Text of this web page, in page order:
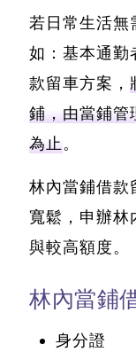
若日常生活無
如：基本通勤
款留車方案，
鋪，由當鋪管
為止。
林內當鋪借款
寬鬆，申辦林
與較高額度。
林內當鋪
身分證